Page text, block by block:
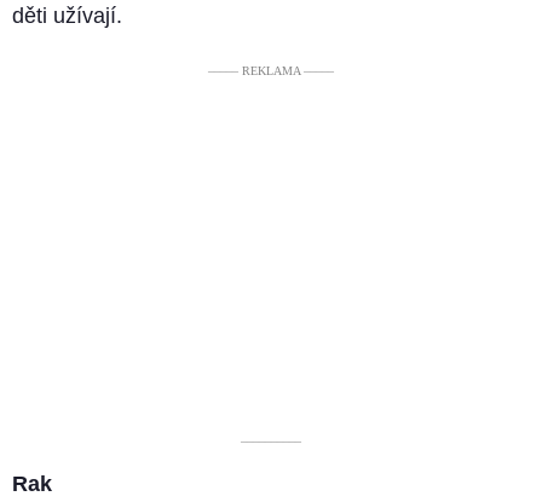
děti užívají.
––––– REKLAMA –––––
––––––––––
Rak